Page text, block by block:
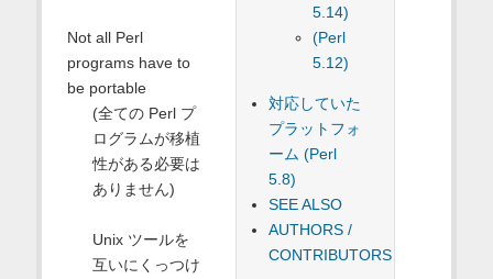
5.14)
(Perl
5.12)
対応していた
プラットフォ
ーム (Perl
5.8)
SEE ALSO
AUTHORS /
CONTRIBUTORS
Not all Perl
programs have to
be portable
(全ての Perl プ
ログラムが移植
性がある必要は
ありません)
Unix ツールを
互いにくっつけ